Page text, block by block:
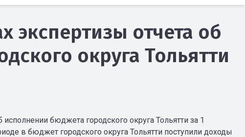
экспертизы отчета об
округа Тольятти
бюджета городского округа Тольятти за 1
в бюджет городского округа Тольятти поступили доходы